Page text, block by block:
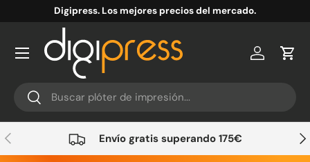
Ir al contenido
Digipress. Los mejores precios del mercado.
Buscar
Buscar
Cuenta
Anterior Envío gratis superando 175€